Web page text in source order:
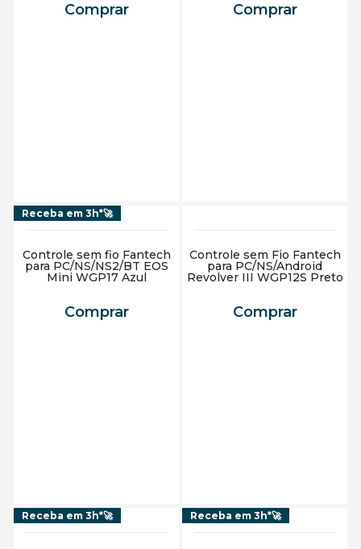
Comprar Comprar
Receba em 3h*🚀
Controle sem fio Fantech
para PC/NS/NS2/BT EOS
Mini WGP17 Azul
Comprar
Controle sem Fio Fantech
para PC/NS/Android
Revolver III WGP12S Preto
Comprar
Receba em 3h*🚀 Receba em 3h*🚀